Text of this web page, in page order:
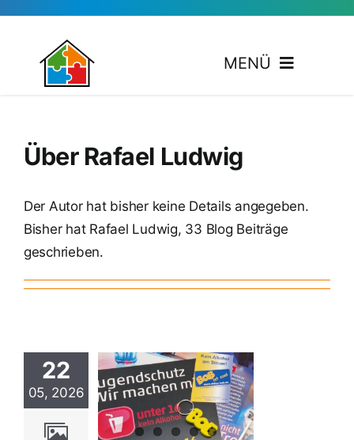
springen
MENÜ
Veranstaltungen
Über Rafael Ludwig
Der Autor hat bisher keine Details angegeben.
Bisher hat Rafael Ludwig, 33 Blog Beiträge
geschrieben.
22
05, 2026
HdP